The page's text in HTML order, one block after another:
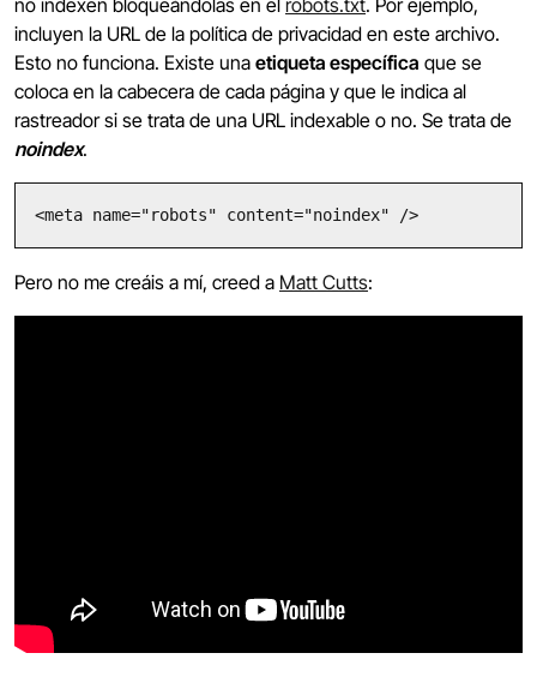
no indexen bloqueándolas en el robots.txt. Por ejemplo,
incluyen la URL de la política de privacidad en este archivo.
Esto no funciona. Existe una etiqueta específica que se
coloca en la cabecera de cada página y que le indica al
rastreador si se trata de una URL indexable o no. Se trata de
noindex.
<meta name="robots" content="noindex" />
Pero no me creáis a mí, creed a Matt Cutts: